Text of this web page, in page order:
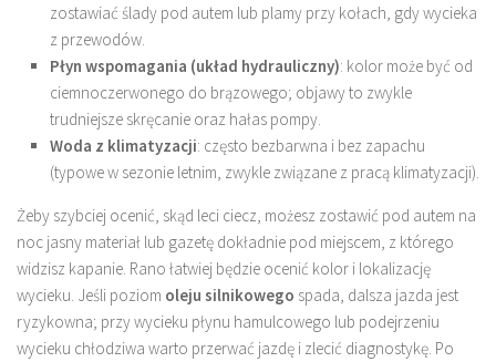
zostawiać ślady pod autem lub plamy przy kołach, gdy wycieka
z przewodów.
Płyn wspomagania (układ hydrauliczny): kolor może być od
ciemnoczerwonego do brązowego; objawy to zwykle
trudniejsze skręcanie oraz hałas pompy.
Woda z klimatyzacji: często bezbarwna i bez zapachu
(typowe w sezonie letnim, zwykle związane z pracą klimatyzacji).
Żeby szybciej ocenić, skąd leci ciecz, możesz zostawić pod autem na
noc jasny materiał lub gazetę dokładnie pod miejscem, z którego
widzisz kapanie. Rano łatwiej będzie ocenić kolor i lokalizację
wycieku. Jeśli poziom oleju silnikowego spada, dalsza jazda jest
ryzykowna; przy wycieku płynu hamulcowego lub podejrzeniu
wycieku chłodziwa warto przerwać jazdę i zlecić diagnostykę. Po